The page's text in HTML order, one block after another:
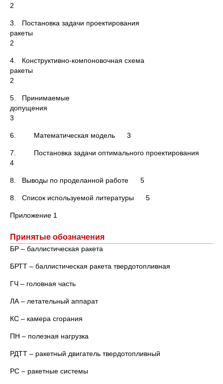
2
3. Постановка задачи проектирования
2
4. Конструктивно-компоновочная схема
2
5. Принимаемые
3
6. Математическая модель 3
7. Постановка задачи оптимального проектирования
4
8. Выводы по проделанной работе 5
8. Список используемой литературы 5
Приложение 1
Принятые обозначения
БР – баллистическая ракета
БРТТ – баллистическая ракета твердотопливная
ГЧ – головная часть
ЛА – летательный аппарат
КС – камера сгорания
ПН – полезная нагрузка
РДТТ – ракетный двигатель твердотопливный
РС – ракетные системы